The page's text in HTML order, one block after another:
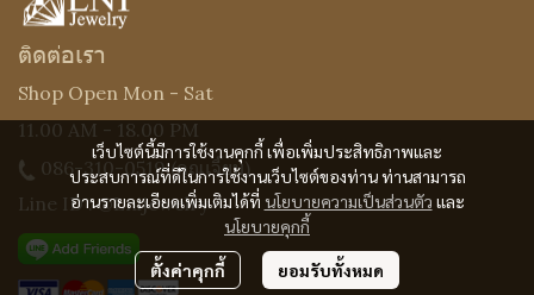
เว็บไซต์นี้มีการใช้งานคุกกี้ เพื่อเพิ่มประสิทธิภาพและ
ประสบการณ์ที่ดีในการใช้งานเว็บไซต์ของท่าน ท่านสามารถ
อ่านรายละเอียดเพิ่มเติมได้ที่ นโยบายความเป็นส่วนตัว และ
นโยบายคุกกี้
ตั้งค่าคุกกี้ ยอมรับทั้งหมด
ติดต่อเรา
Shop Open Mon - Sat
11.00 AM - 18.00 PM
086-310-0519(คุณเจี๊ยบ)
Line ID : @Lnijewelry